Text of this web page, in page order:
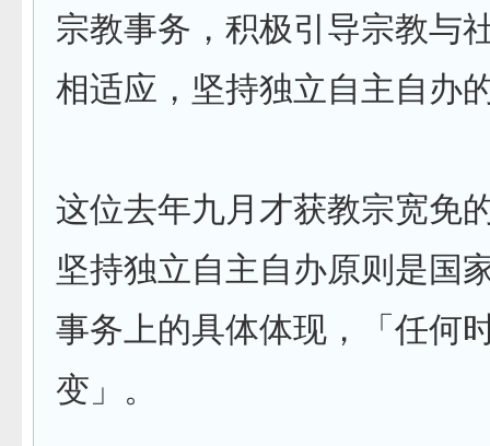
宗教事务，积极引导宗教与
相适应，坚持独立自主自办
这位去年九月才获教宗宽免
坚持独立自主自办原则是国
事务上的具体体现，「任何
变」。